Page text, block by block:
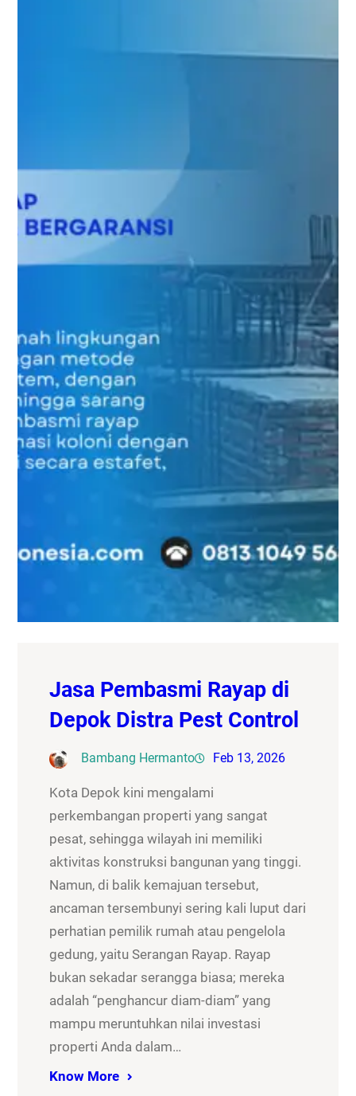
Jasa Pembasmi Rayap di
Depok Distra Pest Control
Bambang Hermanto Feb 13, 2026
Kota Depok kini mengalami
perkembangan properti yang sangat
pesat, sehingga wilayah ini memiliki
aktivitas konstruksi bangunan yang tinggi.
Namun, di balik kemajuan tersebut,
ancaman tersembunyi sering kali luput dari
perhatian pemilik rumah atau pengelola
gedung, yaitu Serangan Rayap. Rayap
bukan sekadar serangga biasa; mereka
adalah “penghancur diam-diam” yang
mampu meruntuhkan nilai investasi
properti Anda dalam…
Know More